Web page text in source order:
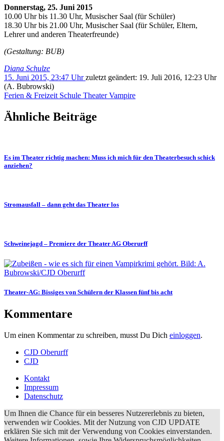
Donnerstag, 25. Juni 2015
10.00 Uhr bis 11.30 Uhr, Musischer Saal (für Schüler)
18.30 Uhr bis 21.00 Uhr, Musischer Saal (für Schüler, Eltern,
Lehrer und anderen Theaterfreunde)
(Gestaltung: BUB)
Diana Schulze
15. Juni 2015, 23:47 Uhrzuletzt geändert: 19. Juli 2016, 12:23 Uhr
(A. Bubrowski)
Ferien & Freizeit Schule TheaterVampire
Ähnliche Beiträge
Es im Theater richtig machen: Muss ich mich für den Theaterbesuch schick
anziehen?
Stromausfall – dann geht das Theater los
Schweinejagd – Premiere der Theater AG Oberurff
Theater-AG: Bissiges von Schülern der Klassen fünf bis acht
Kommentare
Um einen Kommentar zu schreiben, musst Du Dich einloggen.
CJD Oberurff
CJD
Kontakt
Impressum
Datenschutz
Um Ihnen die Chance für ein besseres Nutzererlebnis zu bieten,
verwenden wir Cookies. Mit der Nutzung von CJD UPDATE
erklären Sie sich mit der Verwendung von Cookies einverstanden.